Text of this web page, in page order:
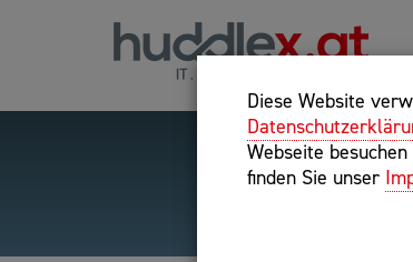
Diese Website
Webseite
finden Sie unser
Hilfreiche
Exakter